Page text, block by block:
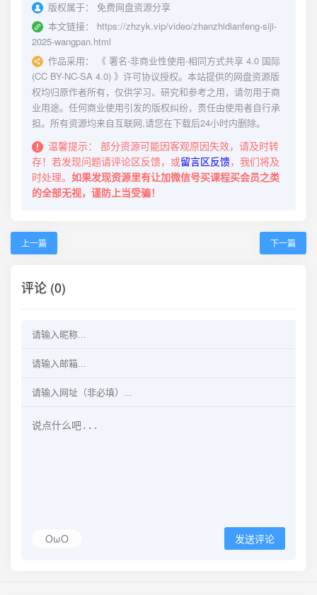
版权属于：
免费网盘资源分享
本文链接：
https://zhzyk.vip/video/zhanzhidianfeng-siji-
2025-wangpan.html
作品采用：
《 署名-非商业性使用-相同方式共享 4.0 国际
(CC BY-NC-SA 4.0) 》许可协议授权。本站提供的网盘资源版
权均归原作者所有，仅供学习、研究和参考之用，请勿用于商
业用途。任何商业使用引发的版权纠纷，责任由使用者自行承
担。所有资源均来自互联网,请您在下载后24小时内删除。
温馨提示：
部分资源可能因客观原因失效，请及时转
存！若发现问题请评论区反馈，或留言区反馈，我们将及
时处理。 如果发现资源里有让加微信号买课程买会员之类
的全部无视，谨防上当受骗！
上一篇 下一篇
评论 (0)
OωO 发送评论